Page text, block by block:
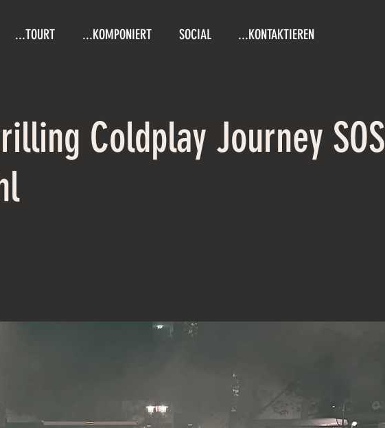
...TOURT ...KOMPONIERT SOCIAL ...KONTAKTIEREN
Coldplay Journey SOS